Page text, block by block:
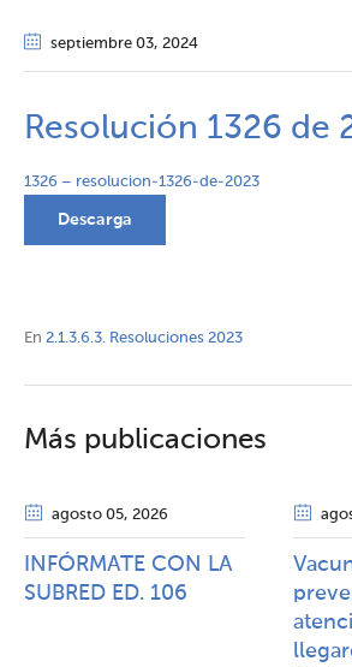
septiembre 03, 2024
Resolución 1326 de
1326 – resolucion-1326-de-2023
Descarga
En 2.1.3.6.3. Resoluciones 2023
Más publicaciones
agosto 05, 2026
INFÓRMATE CON LA
SUBRED ED. 106